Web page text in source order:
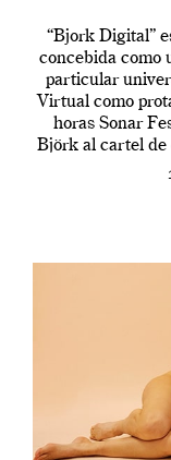
“Bjork Digital”
concebida como
particular
Virtual como
horas Sonar
Björk al cartel de
en una de